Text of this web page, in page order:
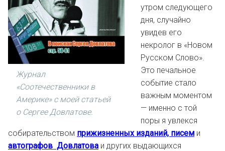
Журнал
«Соотечественники в
Америке» с моей статьей
о Сергее Довлатове.
утром следующего
дня, случайно
увидев его
некролог в «Новом
Русском Слово».
Это печальное
событие стало
важным моментом
— именно с той
поры я увлекся
собирательством прижизненных изданий, писем и
автографов Довлатова и других выдающихся